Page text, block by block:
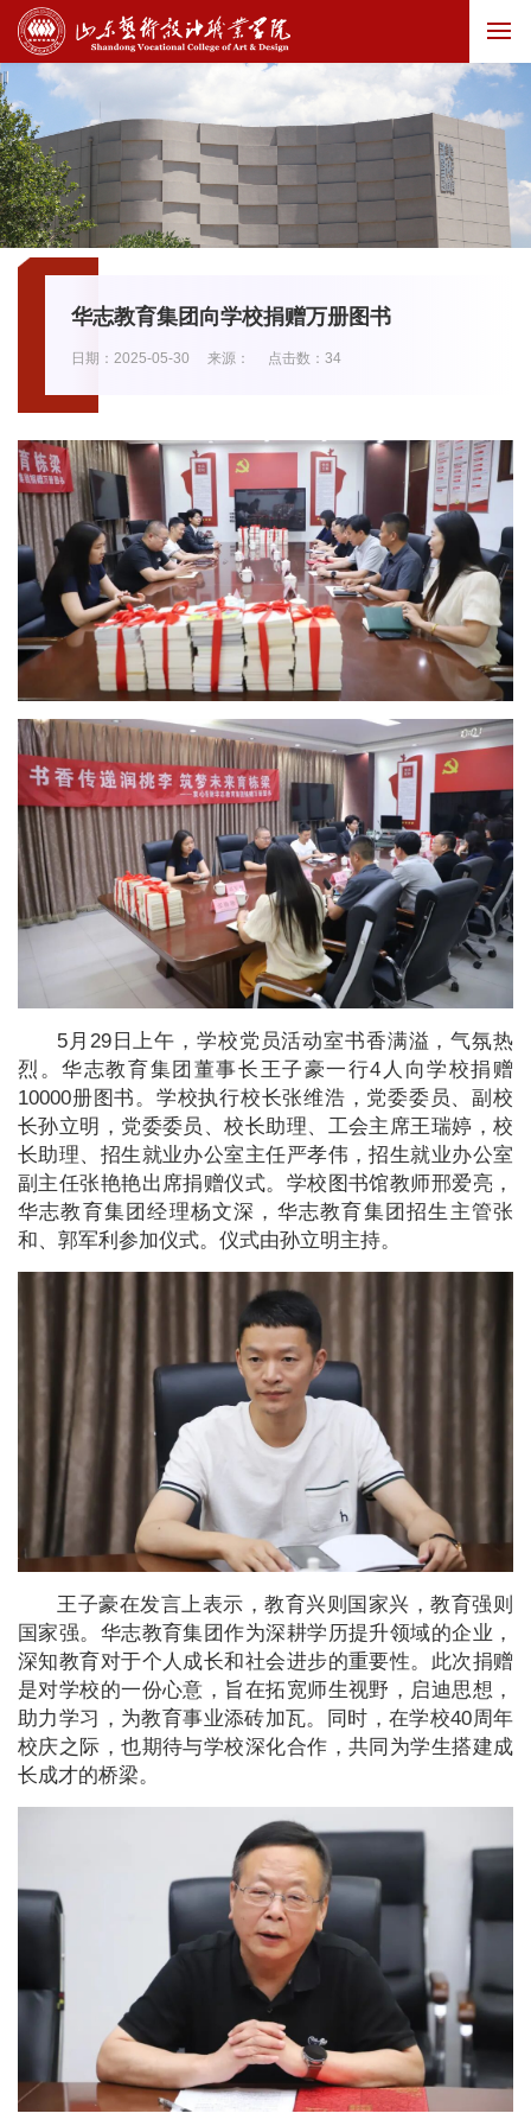
华志教育集团向学校捐赠万册图书
日期：2025-05-30 来源： 点击数： 34
5月29日上午，学校党员活动室书香满溢，气氛热
烈。华志教育集团董事长王子豪一行4人向学校捐赠
10000册图书。学校执行校长张维浩，党委委员、副校
长孙立明，党委委员、校长助理、工会主席王瑞婷，校
长助理、招生就业办公室主任严孝伟，招生就业办公室
副主任张艳艳出席捐赠仪式。学校图书馆教师邢爱亮，
华志教育集团经理杨文深，华志教育集团招生主管张
和、郭军利参加仪式。仪式由孙立明主持。
王子豪在发言上表示，教育兴则国家兴，教育强则
国家强。华志教育集团作为深耕学历提升领域的企业，
深知教育对于个人成长和社会进步的重要性。此次捐赠
是对学校的一份心意，旨在拓宽师生视野，启迪思想，
助力学习，为教育事业添砖加瓦。同时，在学校40周年
校庆之际，也期待与学校深化合作，共同为学生搭建成
长成才的桥梁。